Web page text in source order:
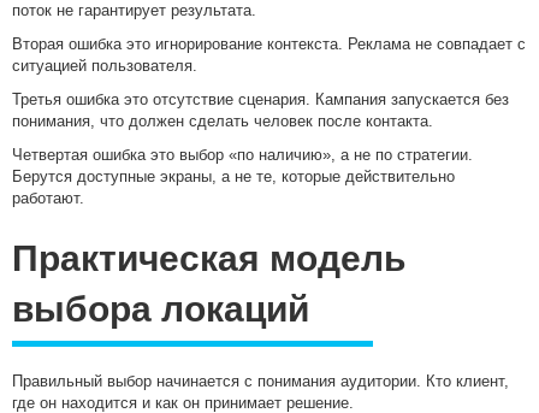
поток не гарантирует результата.
Вторая ошибка это игнорирование контекста. Реклама не совпадает с
ситуацией пользователя.
Третья ошибка это отсутствие сценария. Кампания запускается без
понимания, что должен сделать человек после контакта.
Четвертая ошибка это выбор «по наличию», а не по стратегии.
Берутся доступные экраны, а не те, которые действительно
работают.
Практическая модель
выбора локаций
Правильный выбор начинается с понимания аудитории. Кто клиент,
где он находится и как он принимает решение.